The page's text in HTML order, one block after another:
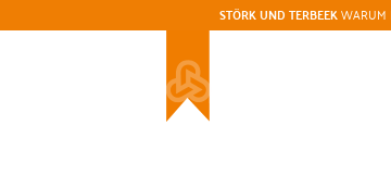
STÖRK UND TERBEEKWARUM